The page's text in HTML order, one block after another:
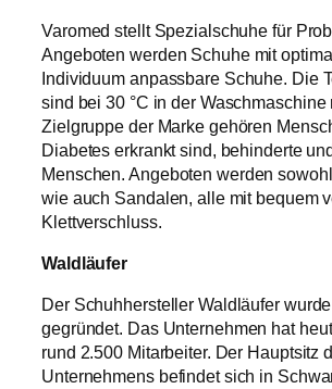
Varomed stellt Spezialschuhe für
Angeboten werden Schuhe mit
Individuum anpassbare Schuhe. Die
sind bei 30 °C in der Waschmaschine
Zielgruppe der Marke gehören
Diabetes erkrankt sind, behinderte
Menschen. Angeboten werden
wie auch Sandalen, alle mit bequem
Klettverschluss.
Waldläufer
Der Schuhhersteller Waldläufer
gegründet. Das Unternehmen hat
rund 2.500 Mitarbeiter. Der Hauptsitz
Unternehmens befindet sich in